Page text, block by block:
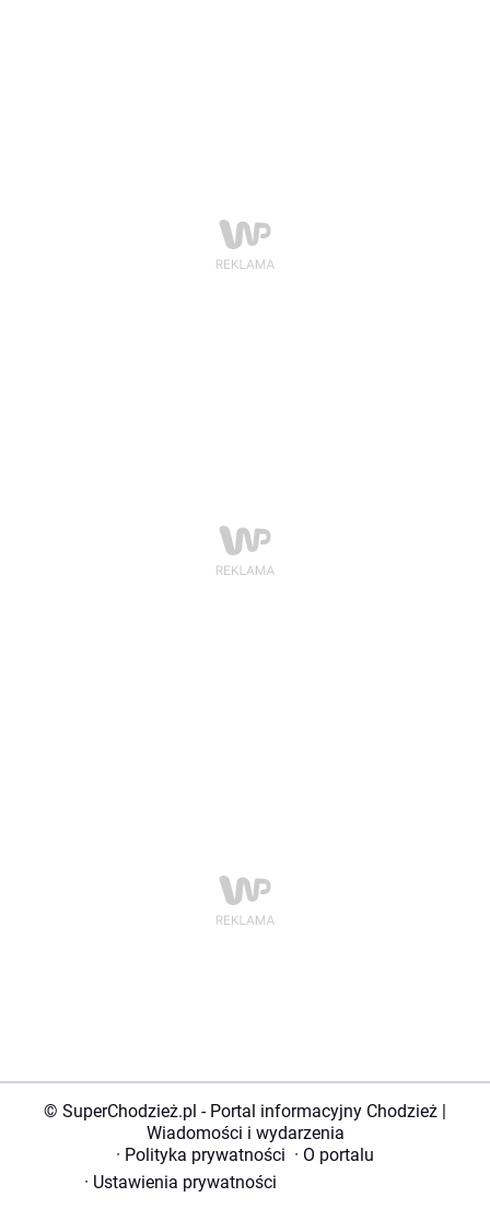
© SuperChodzież.pl - Portal informacyjny Chodzież |
Wiadomości i wydarzenia
· Polityka prywatności · O portalu
· Ustawienia prywatności